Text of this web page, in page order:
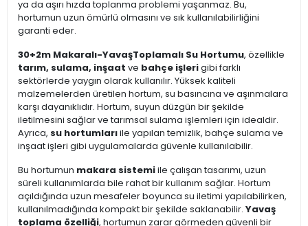
ya da aşırı hızda toplanma problemi yaşanmaz. Bu,
hortumun uzun ömürlü olmasını ve sık kullanılabilirliğini
garanti eder.
30+2m Makaralı-YavaşToplamalı Su Hortumu, özellikle
tarım, sulama, inşaat ve bahçe işlerigibi farklı
sektörlerde yaygın olarak kullanılır. Yüksek kaliteli
malzemelerden üretilen hortum, su basıncına ve aşınmalara
karşı dayanıklıdır. Hortum, suyun düzgün bir şekilde
iletilmesini sağlar ve tarımsal sulama işlemleri için idealdir.
Ayrıca, su hortumlarıile yapılan temizlik, bahçe sulama ve
inşaat işleri gibi uygulamalarda güvenle kullanılabilir.
Bu hortumun makara sistemiile çalışan tasarımı, uzun
süreli kullanımlarda bile rahat bir kullanım sağlar. Hortum
açıldığında uzun mesafeler boyunca su iletimi yapılabilirken,
kullanılmadığında kompakt bir şekilde saklanabilir. Yavaş
toplama özelliği, hortumun zarar görmeden güvenli bir